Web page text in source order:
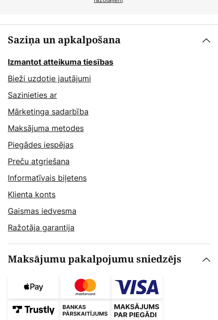
Saziņa un apkalpošana
Izmantot atteikuma tiesības
Bieži uzdotie jautājumi
Sazinieties ar
Mārketinga sadarbība
Maksājuma metodes
Piegādes iespējas
Preču atgriešana
Informatīvais biļetens
Klienta konts
Gaismas iedvesma
Ražotāja garantija
Maksājumu pakalpojumu sniedzējs